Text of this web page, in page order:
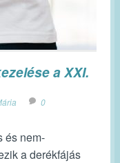
a XXI.
0
és nem-
a derékfájás